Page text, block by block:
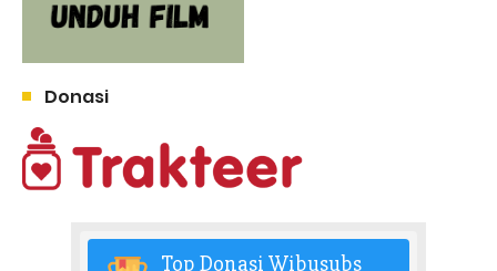
Donasi